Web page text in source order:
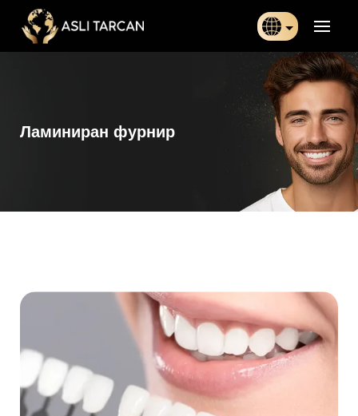
Türkçe
日本語
Indonesia
Български
Français
English
Ламиниран фурнир